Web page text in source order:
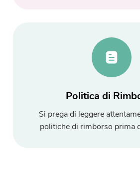
Politica di
Si prega di leggere
politiche di rimborso prima
applicazioni
Questo software può
scaricato e utilizzato
Mac. Puoi inserire il
e-mail per ottenere il
download e il codice
suNegozio.